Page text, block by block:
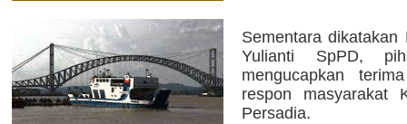
Sementara
Yulianti SpPD,
mengucapkan
respon masyarakat
Persadia.